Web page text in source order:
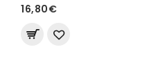
16,80€